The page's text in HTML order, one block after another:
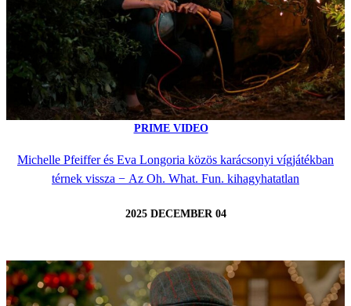
PRIME VIDEO
Michelle Pfeiffer és Eva Longoria közös karácsonyi vígjátékban
térnek vissza − Az Oh. What. Fun. kihagyhatatlan
2025 DECEMBER 04